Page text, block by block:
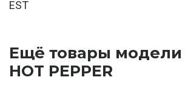
EST
Ещё товары модели
HOT PEPPER